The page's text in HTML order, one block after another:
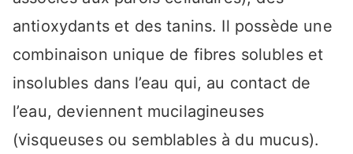
antioxydants et des tanins. Il possède une
combinaison unique de fibres solubles et
insolubles dans l’eau qui, au contact de
l’eau, deviennent mucilagineuses
(visqueuses ou semblables à du mucus).